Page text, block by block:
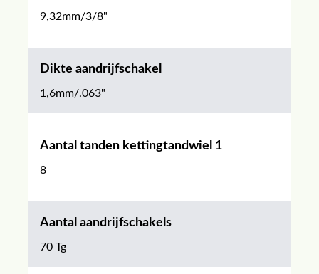
9,32mm/3/8"
Dikte aandrijfschakel
1,6mm/.063"
Aantal tanden kettingtandwiel 1
8
Aantal aandrijfschakels
70 Tg